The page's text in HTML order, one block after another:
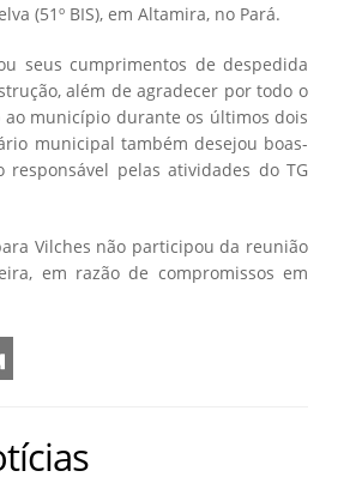
(51º BIS), em Altamira, no Pará.
seus cumprimentos de despedida
além de agradecer por todo o
ao município durante os últimos dois
municipal também desejou boas-
responsável pelas atividades do TG
Vilches não participou da reunião
em razão de compromissos em